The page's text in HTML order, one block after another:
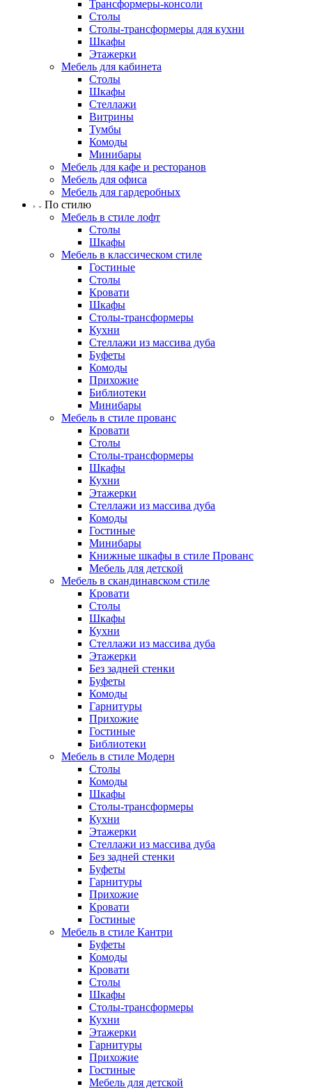
Трансформеры-консоли
Столы
Столы-трансформеры для кухни
Шкафы
Этажерки
Мебель для кабинета
Столы
Шкафы
Стеллажи
Витрины
Тумбы
Комоды
Минибары
Мебель для кафе и ресторанов
Мебель для офиса
Мебель для гардеробных
По стилю
Мебель в стиле лофт
Столы
Шкафы
Мебель в классическом стиле
Гостиные
Столы
Кровати
Шкафы
Столы-трансформеры
Кухни
Стеллажи из массива дуба
Буфеты
Комоды
Прихожие
Библиотеки
Минибары
Мебель в стиле прованс
Кровати
Столы
Столы-трансформеры
Шкафы
Кухни
Этажерки
Стеллажи из массива дуба
Комоды
Гостиные
Минибары
Книжные шкафы в стиле Прованс
Мебель для детской
Мебель в скандинавском стиле
Кровати
Столы
Шкафы
Кухни
Стеллажи из массива дуба
Этажерки
Без задней стенки
Буфеты
Комоды
Гарнитуры
Прихожие
Гостиные
Библиотеки
Мебель в стиле Модерн
Столы
Комоды
Шкафы
Столы-трансформеры
Кухни
Этажерки
Стеллажи из массива дуба
Без задней стенки
Буфеты
Гарнитуры
Прихожие
Кровати
Гостиные
Мебель в стиле Кантри
Буфеты
Комоды
Кровати
Столы
Шкафы
Столы-трансформеры
Кухни
Этажерки
Гарнитуры
Прихожие
Гостиные
Мебель для детской